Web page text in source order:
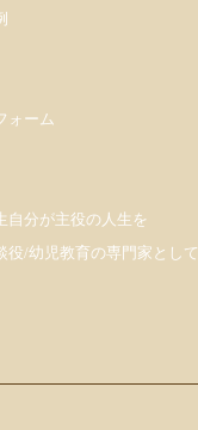
ォーム
自分が主役の人生を
役/幼児教育の専門家として